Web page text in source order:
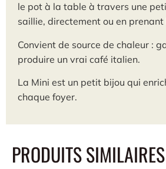
le pot à la table à travers une
saillie, directement ou en prenant
Convient de source de chaleur :
produire un vrai café italien.
La Mini est un petit bijou qui
chaque foyer.
PRODUITS SIMILAIRES